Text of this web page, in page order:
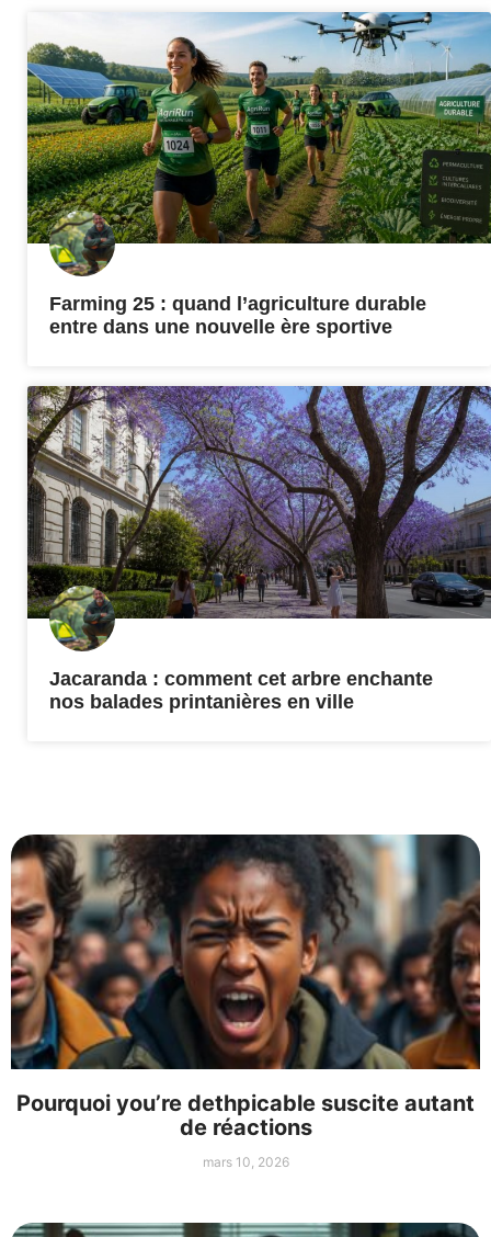
Farming 25 : quand l’agriculture durable
entre dans une nouvelle ère sportive
Jacaranda : comment cet arbre enchante
nos balades printanières en ville
Pourquoi you’re dethpicable suscite autant
de réactions
mars 10, 2026